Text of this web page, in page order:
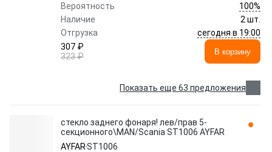
Вероятность
100%
Наличие
2 шт.
Отгрузка
сегодня в 19:00
307 ₽
323 ₽
В корзину
Показать еще 63 предложения
стекло заднего фонаря! лев/прав 5-
секционного\MAN/Scania ST1006 AYFAR
AYFARST1006